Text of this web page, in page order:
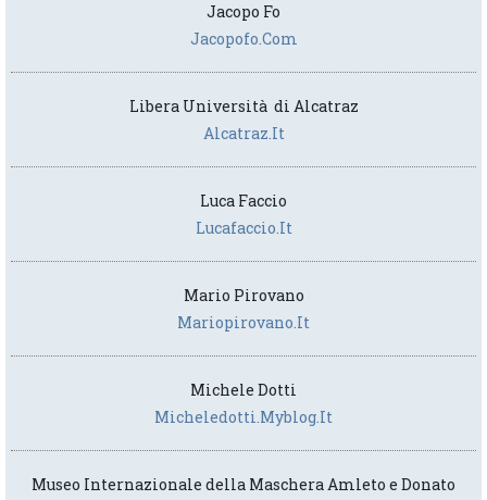
Jacopo Fo
Jacopofo.com
Libera Università di Alcatraz
Alcatraz.it
Luca Faccio
Lucafaccio.it
Mario Pirovano
Mariopirovano.it
Michele Dotti
Micheledotti.myblog.it
Museo Internazionale della Maschera Amleto e Donato